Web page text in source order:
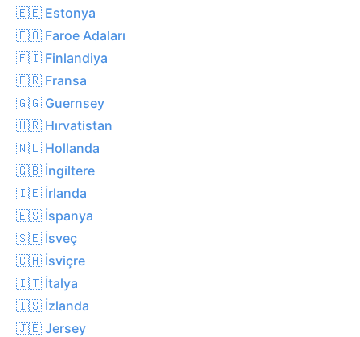
🇪🇪 Estonya
🇫🇴 Faroe Adaları
🇫🇮 Finlandiya
🇫🇷 Fransa
🇬🇬 Guernsey
🇭🇷 Hırvatistan
🇳🇱 Hollanda
🇬🇧 İngiltere
🇮🇪 İrlanda
🇪🇸 İspanya
🇸🇪 İsveç
🇨🇭 İsviçre
🇮🇹 İtalya
🇮🇸 İzlanda
🇯🇪 Jersey